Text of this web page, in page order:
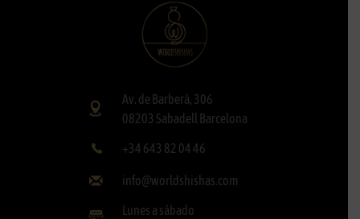
Av. de Barberà, 306
08203 Sabadell Barcelona
+34 643 82 04 46
info@worldshishas.com
Lunes a sábado